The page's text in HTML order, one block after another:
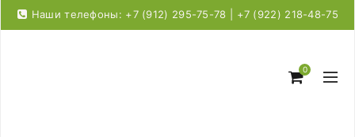
Наши телефоны: +7 (912) 295-75-78 | +7 (922) 218-48-75
0